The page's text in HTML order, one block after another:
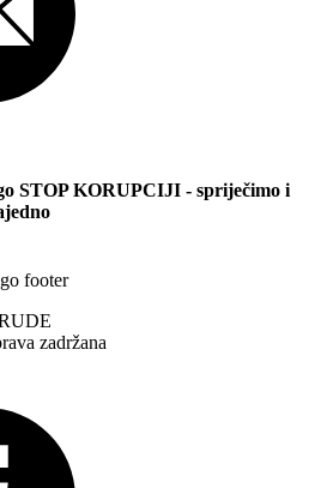
STOP KORUPCIJI - spriječimo i
zadržana